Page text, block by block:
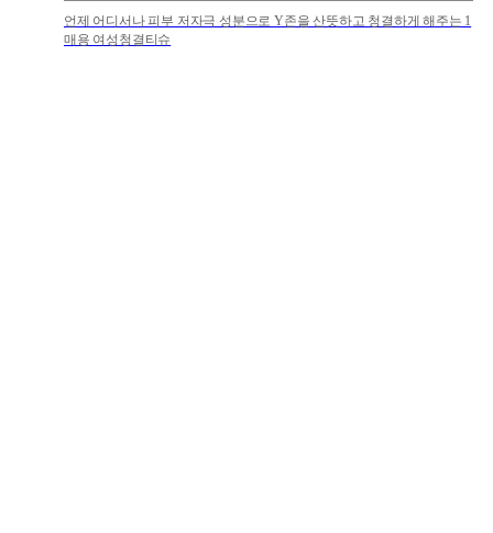
언제 어디서나 피부 저자극 성분으로 Y존을 산뜻하고 청결하게 해주는 1
매용 여성청결티슈